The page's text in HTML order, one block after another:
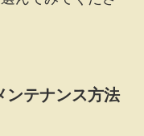
ンテナンス方法